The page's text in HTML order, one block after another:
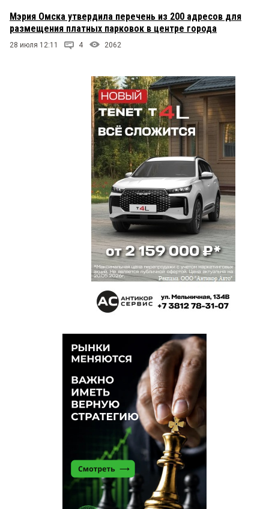
Мэрия Омска утвердила перечень из 200 адресов для
размещения платных парковок в центре города
28 июля 12:11 4 2062